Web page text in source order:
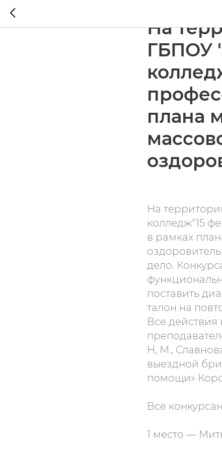
На
ГБПОУ
плана
На
колледж"15
в рамках
дело.
поставить
талон на
Все
Н, М.,
выездной
помощи»
Все
1 место —